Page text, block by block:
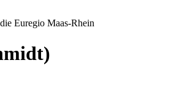
Euregio Maas-Rhein